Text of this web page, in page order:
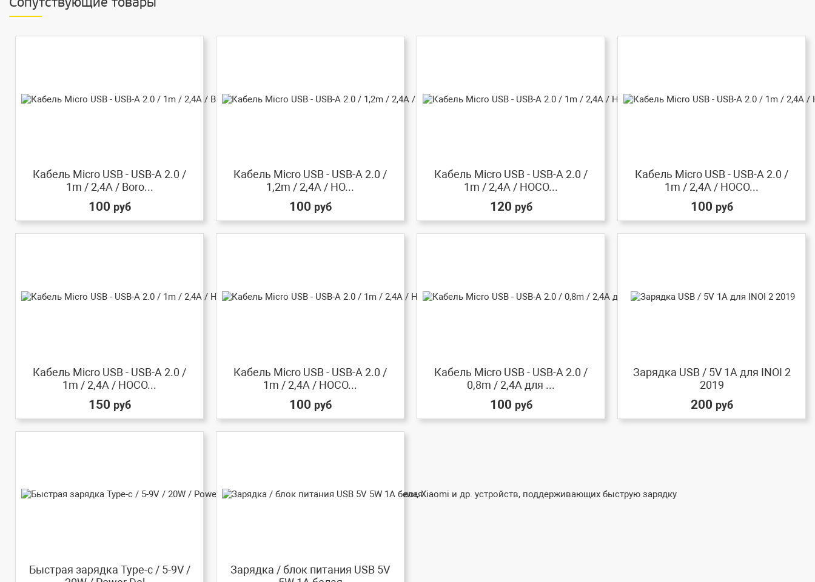
Сопутствующие товары
Кабель Micro USB - USB-A 2.0 /
1m / 2,4A / Boro...
100 руб
Кабель Micro USB - USB-A 2.0 /
1,2m / 2,4A / HO...
100 руб
Кабель Micro USB - USB-A 2.0 /
1m / 2,4A / HOCO...
120 руб
Кабель Micro USB - USB-A 2.0 /
1m / 2,4A / HOCO...
100 руб
Кабель Micro USB - USB-A 2.0 /
1m / 2,4A / HOCO...
150 руб
Кабель Micro USB - USB-A 2.0 /
1m / 2,4A / HOCO...
100 руб
Кабель Micro USB - USB-A 2.0 /
0,8m / 2,4A для ...
100 руб
Зарядка USB / 5V 1A для INOI 2
2019
200 руб
Быстрая зарядка Type-c / 5-9V /
Зарядка / блок питания USB 5V